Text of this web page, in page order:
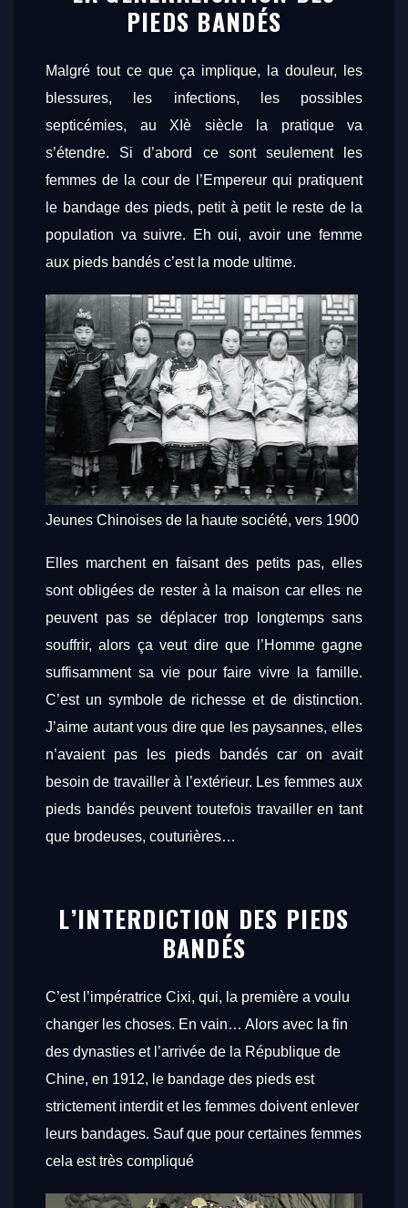
PIEDS BANDÉS
Malgré tout ce que ça implique, la douleur, les
blessures, les infections, les possibles
septicémies, au XIè siècle la pratique va
s’étendre. Si d’abord ce sont seulement les
femmes de la cour de l’Empereur qui pratiquent
le bandage des pieds, petit à petit le reste de la
population va suivre. Eh oui, avoir une femme
aux pieds bandés c’est la mode ultime.
Jeunes Chinoises de la haute société, vers 1900
Elles marchent en faisant des petits pas, elles
sont obligées de rester à la maison car elles ne
peuvent pas se déplacer trop longtemps sans
souffrir, alors ça veut dire que l’Homme gagne
suffisamment sa vie pour faire vivre la famille.
C’est un symbole de richesse et de distinction.
J’aime autant vous dire que les paysannes, elles
n’avaient pas les pieds bandés car on avait
besoin de travailler à l’extérieur. Les femmes aux
pieds bandés peuvent toutefois travailler en tant
que brodeuses, couturières…
L’INTERDICTION DES PIEDS
BANDÉS
C’est l’impératrice Cixi, qui, la première a voulu
changer les choses. En vain… Alors avec la fin
des dynasties et l’arrivée de la République de
Chine, en 1912, le bandage des pieds est
strictement interdit et les femmes doivent enlever
leurs bandages. Sauf que pour certaines femmes
cela est très compliqué